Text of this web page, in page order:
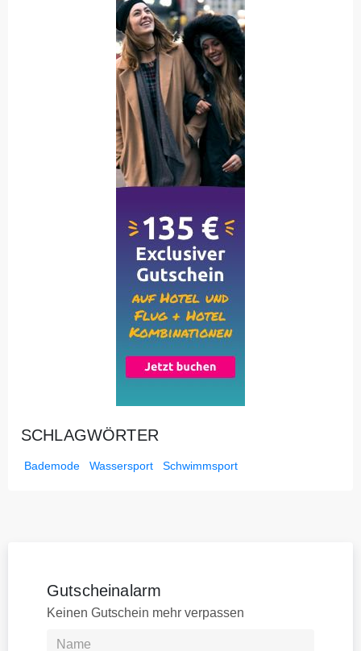
SCHLAGWÖRTER
Bademode Wassersport Schwimmsport
Gutscheinalarm
Keinen Gutschein mehr verpassen